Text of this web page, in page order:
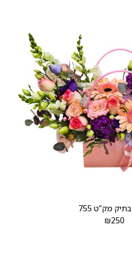
מק”ט 755
₪250